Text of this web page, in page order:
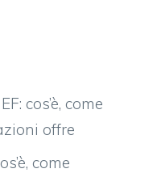
cos’è, come
offre
come